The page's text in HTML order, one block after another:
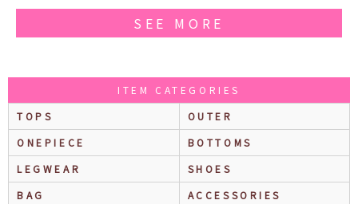
SEE MORE
ITEM CATEGORIES
TOPS
OUTER
ONEPIECE
BOTTOMS
LEGWEAR
SHOES
BAG
ACCESSORIES